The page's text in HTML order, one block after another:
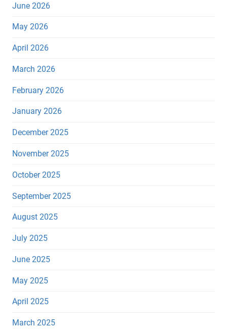
June 2026
May 2026
April 2026
March 2026
February 2026
January 2026
December 2025
November 2025
October 2025
September 2025
August 2025
July 2025
June 2025
May 2025
April 2025
March 2025